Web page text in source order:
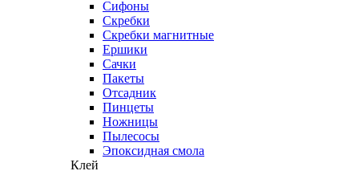
Сифоны
Скребки
Скребки магнитные
Ершики
Сачки
Пакеты
Отсадник
Пинцеты
Ножницы
Пылесосы
Эпоксидная смола
Клей